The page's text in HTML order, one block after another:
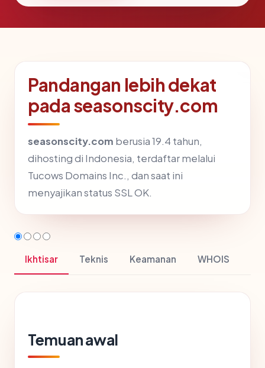
Pandangan lebih dekat
pada seasonscity.com
seasonscity.com berusia 19.4 tahun,
dihosting di Indonesia, terdaftar melalui
Tucows Domains Inc., dan saat ini
menyajikan status SSL OK.
Ikhtisar Teknis Keamanan WHOIS
Temuan awal